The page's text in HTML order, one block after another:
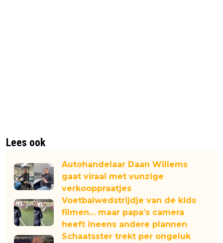
Lees ook
Autohandelaar Daan Willems
gaat viraal met vunzige
verkooppraatjes
Voetbalwedstrijdje van de kids
filmen… maar papa’s camera
heeft ineens andere plannen
Schaatsster trekt per ongeluk